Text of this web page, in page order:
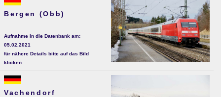
Bergen (Obb)
Aufnahme in die Datenbank am:
05.02.2021
für nähere Details bitte auf das Bild
klicken
Vachendorf